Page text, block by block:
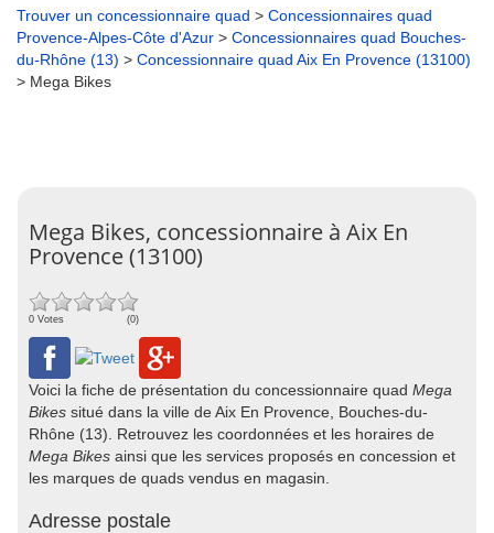
Trouver un concessionnaire quad > Concessionnaires quad
Provence-Alpes-Côte d'Azur > Concessionnaires quad Bouches-
du-Rhône (13) > Concessionnaire quad Aix En Provence (13100)
> Mega Bikes
Mega Bikes, concessionnaire à Aix En
Provence (13100)
0 Votes (0)
Voici la fiche de présentation du concessionnaire quad Mega
Bikes situé dans la ville de Aix En Provence, Bouches-du-
Rhône (13). Retrouvez les coordonnées et les horaires de
Mega Bikes ainsi que les services proposés en concession et
les marques de quads vendus en magasin.
Adresse postale